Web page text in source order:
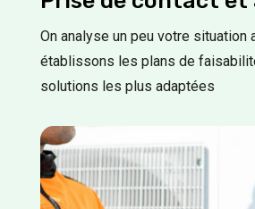
On analyse un peu votre situation
établissons les plans de
solutions les plus adaptées